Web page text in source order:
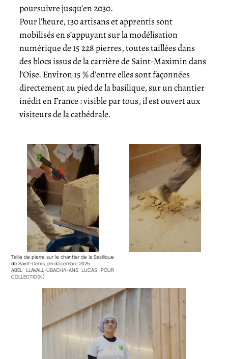
poursuivre jusqu’en 2030.
Pour l’heure, 130 artisans et apprentis sont
mobilisés en s’appuyant sur la modélisation
numérique de 15 228 pierres, toutes taillées dans
des blocs issus de la carrière de Saint-Maximin dans
l’Oise. Environ 15 % d’entre elles sont façonnées
directement au pied de la basilique, sur un chantier
inédit en France : visible par tous, il est ouvert aux
visiteurs de la cathédrale.
Taille de pierre sur le chantier de la Basilique
de Saint-Denis, en décembre 2025
ABEL LLAVALL-UBACH/HANS LUCAS POUR
COLLECTIO(N)